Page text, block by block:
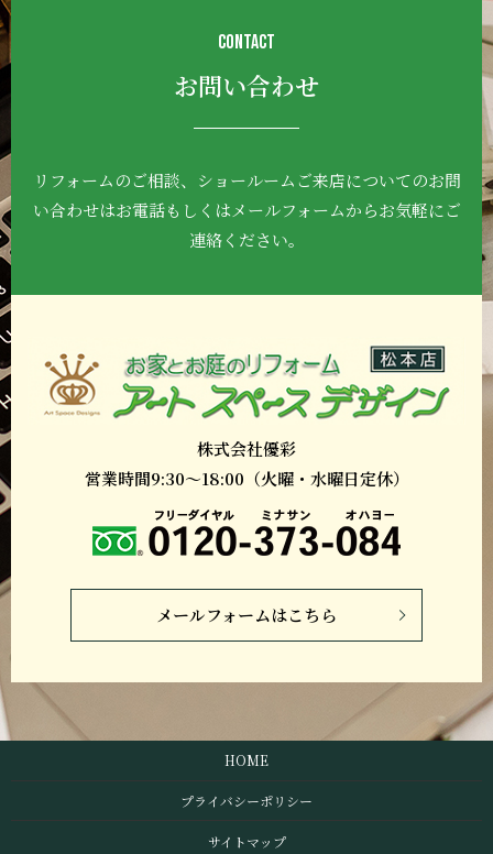
CONTACT
お問い合わせ
リフォームのご相談、ショールームご来店についてのお問
い合わせはお電話もしくはメールフォームからお気軽にご
連絡ください。
株式会社優彩
営業時間9:30～18:00（火曜・水曜日定休）
メールフォームはこちら
HOME
プライバシーポリシー
サイトマップ